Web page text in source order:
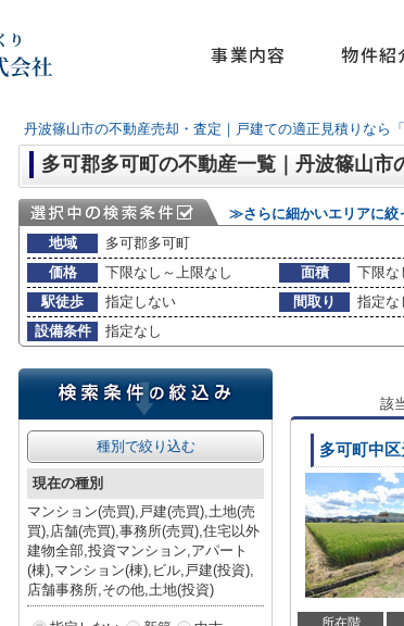
事業内容 物件紹
丹波篠山市の不動産売却・査定｜戸建ての適正見積りなら「
多可郡多可町の不動産一覧｜丹波篠山市
≫さらに細かいエリアに絞
地域
多可郡多可町
価格
下限なし～上限なし 面積 下限な
駅徒歩
指定しない 間取り
指定な
設備条件
指定なし
該
多可町中
所在階
種別で絞り込む
現在の種別
マンション(売買),戸建(売買),土地(売
買),店舗(売買),事務所(売買),住宅以外
建物全部,投資マンション,アパート
(棟),マンション(棟),ビル,戸建(投資),
店舗事務所,その他,土地(投資)